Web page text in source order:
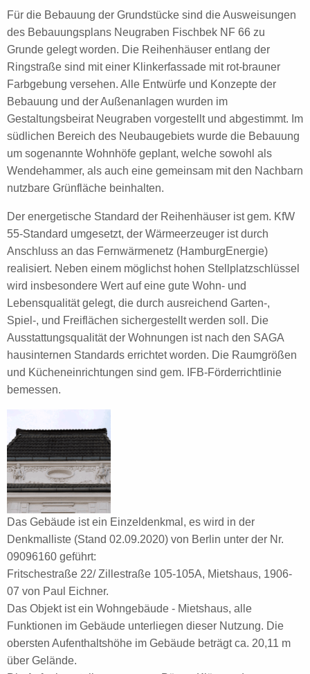
Für die Bebauung der Grundstücke sind die Ausweisungen
des Bebauungsplans Neugraben Fischbek NF 66 zu
Grunde gelegt worden. Die Reihenhäuser entlang der
Ringstraße sind mit einer Klinkerfassade mit rot-brauner
Farbgebung versehen. Alle Entwürfe und Konzepte der
Bebauung und der Außenanlagen wurden im
Gestaltungsbeirat Neugraben vorgestellt und abgestimmt. Im
südlichen Bereich des Neubaugebiets wurde die Bebauung
um sogenannte Wohnhöfe geplant, welche sowohl als
Wendehammer, als auch eine gemeinsam mit den Nachbarn
nutzbare Grünfläche beinhalten.
Der energetische Standard der Reihenhäuser ist gem. KfW
55-Standard umgesetzt, der Wärmeerzeuger ist durch
Anschluss an das Fernwärmenetz (HamburgEnergie)
realisiert. Neben einem möglichst hohen Stellplatzschlüssel
wird insbesondere Wert auf eine gute Wohn- und
Lebensqualität gelegt, die durch ausreichend Garten-,
Spiel-, und Freiflächen sichergestellt werden soll. Die
Ausstattungsqualität der Wohnungen ist nach den SAGA
hausinternen Standards errichtet worden. Die Raumgrößen
und Kücheneinrichtungen sind gem. IFB-Förderrichtlinie
bemessen.
Das Gebäude ist ein Einzeldenkmal, es wird in der
Denkmalliste (Stand 02.09.2020) von Berlin unter der Nr.
09096160 geführt:
Fritschestraße 22/ Zillestraße 105‐105A, Mietshaus, 1906‐
07 von Paul Eichner.
Das Objekt ist ein Wohngebäude ‐ Mietshaus, alle
Funktionen im Gebäude unterliegen dieser Nutzung. Die
obersten Aufenthaltshöhe im Gebäude beträgt ca. 20,11 m
über Gelände.